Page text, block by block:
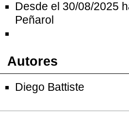
Desde el 30/08/2025
Peñarol
Autores
Diego Battiste